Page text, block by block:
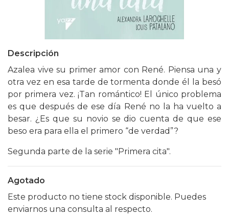
Descripción
Azalea vive su primer amor con René. Piensa una y
otra vez en esa tarde de tormenta donde él la besó
por primera vez. ¡Tan romántico! El único problema
es que después de ese día René no la ha vuelto a
besar. ¿Es que su novio se dio cuenta de que ese
beso era para ella el primero “de verdad”?
Segunda parte de la serie "Primera cita".
Agotado
Este producto no tiene stock disponible. Puedes
enviarnos una consulta al respecto.